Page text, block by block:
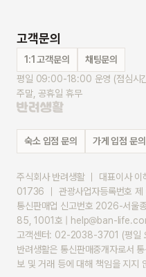
고객문의
1:1 고객문의
채팅문의
평일 09:00-18:00 운영 (점심시
주말, 공휴일 휴무
숙소 입점 문의 가게 입점 문의
주식회사 반려생활 ｜ 대표이사
01736 ｜ 관광사업자등록번호
통신판매업 신고번호 2026-서울
85, 1001호 | help@ban-
고객센터: 02-2038-3701 (평일
반려생활은 통신판매중개자로서
보 및 거래 등에 대해 책임을 지지